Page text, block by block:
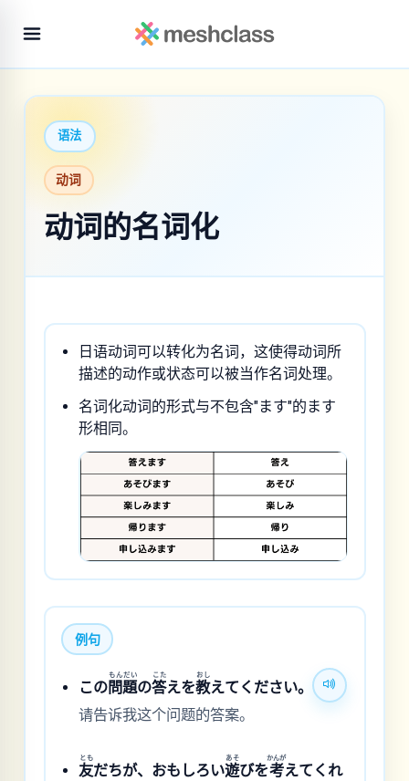
语法
动词
动词的名词化
日语动词可以转化为名词，这使得动词所
描述的动作或状态可以被当作名词处理。
名词化动词的形式与不包含"ます"的ます
形相同。
例句
この問
もん
題
だい
の答
こた
えを教
おし
えてください。
请告诉我这个问题的答案。
友
とも
だちが、おもしろい遊
あそ
びを考
かんが
えてくれ